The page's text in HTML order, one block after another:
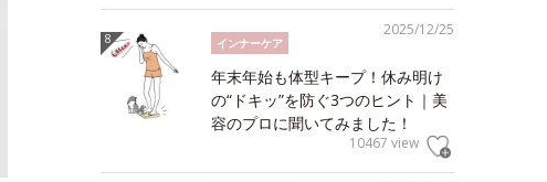
2025/12/25
インナーケア
年末年始も体型キープ！休み明け
の“ドキッ”を防ぐ3つのヒント｜美
容のプロに聞いてみました！
10467 view